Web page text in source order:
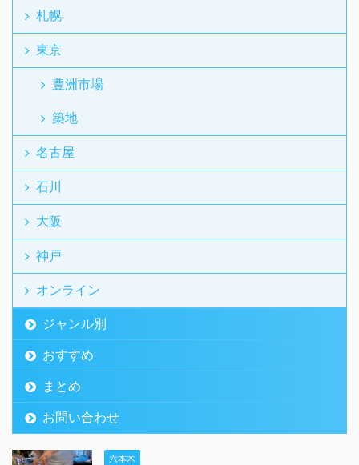
札幌
東京
豊洲市場
築地
名古屋
石川
大阪
神戸
オンライン
ジャンル別
おすすめ
まとめ
お問い合わせ
六本木